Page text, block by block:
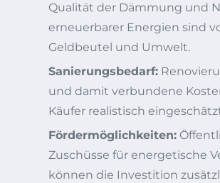
Qualität der Dämmung und
erneuerbarer Energien sind
Geldbeutel und Umwelt.
Sanierungsbedarf:
und damit verbundene
Käufer realistisch
Fördermöglichkeiten:
Zuschüsse für energetische
können die Investition